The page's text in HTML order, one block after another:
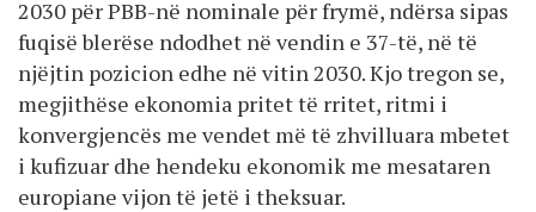
2030 për PBB-në nominale për frymë, ndërsa sipas
fuqisë blerëse ndodhet në vendin e 37-të, në të
njëjtin pozicion edhe në vitin 2030. Kjo tregon se,
megjithëse ekonomia pritet të rritet, ritmi i
konvergjencës me vendet më të zhvilluara mbetet
i kufizuar dhe hendeku ekonomik me mesataren
europiane vijon të jetë i theksuar.